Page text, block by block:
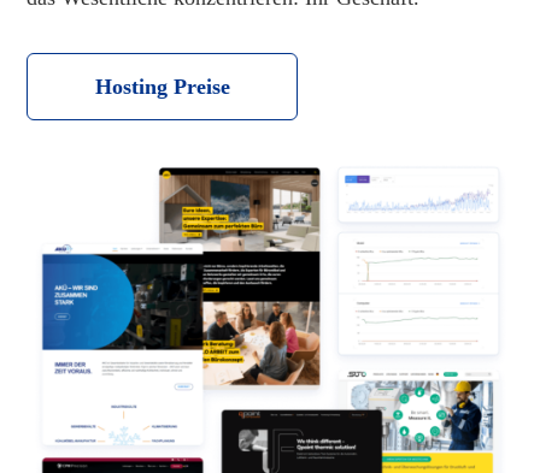
Hosting Preise